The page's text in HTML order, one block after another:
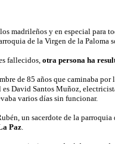
madrileños y en especial para
de la Virgen de la Paloma
fallecidos,otra persona ha
de 85 años que caminaba
es David Santos Muñoz,
varios días sin funcionar.
un sacerdote de la
Paz.